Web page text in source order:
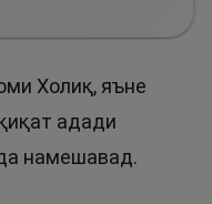
Холиқ, яъне
адади
намешавад.